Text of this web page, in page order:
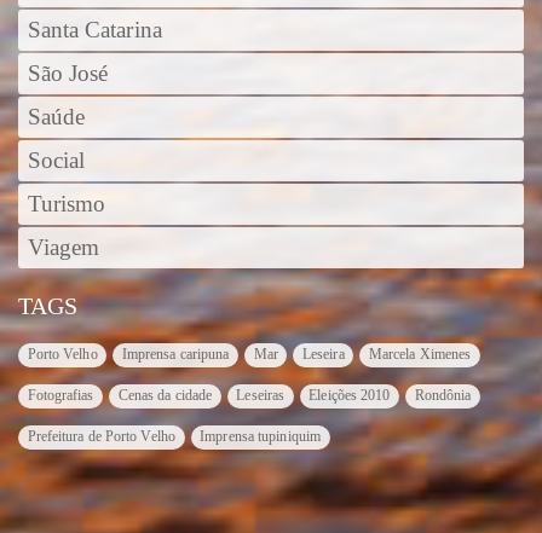
Santa Catarina
São José
Saúde
Social
Turismo
Viagem
TAGS
Porto Velho Imprensa caripuna Mar Leseira Marcela Ximenes
Fotografias Cenas da cidade Leseiras Eleições 2010 Rondônia
Prefeitura de Porto Velho Imprensa tupiniquim